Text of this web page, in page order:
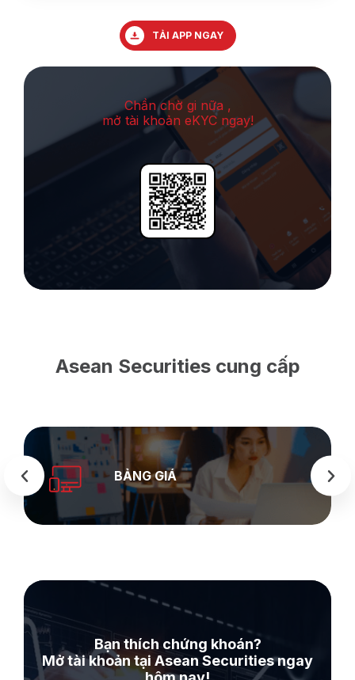
TẢI APP NGAY
Chần chờ gi nữa ,
mở tài khoản eKYC ngay!
Asean Securities cung cấp
SEASTOCK
WEB
Bạn thích chứng khoán?
Mở tài khoản tại Asean Securities ngay